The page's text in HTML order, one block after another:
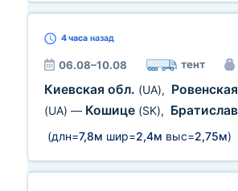
4 часа назад
06.08–10.08 тент
Киевская обл. (UA),
(UA) — Кошице (SK),
(длн=7,8м шир=2,4м выс=2,75м)